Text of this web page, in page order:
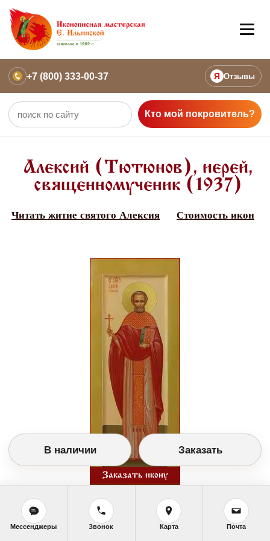
+7 (800) 333-00-37 Я Отзывы
Кто мой покровитель?
Алексий (Тютюнов), иерей,
священномученик (1937)
Читать житие святого Алексия Стоимость икон
Заказать икону
№8916. (Дерево, темпера, позолота)
В наличии Заказать
Мессенджеры Звонок Карта Почта